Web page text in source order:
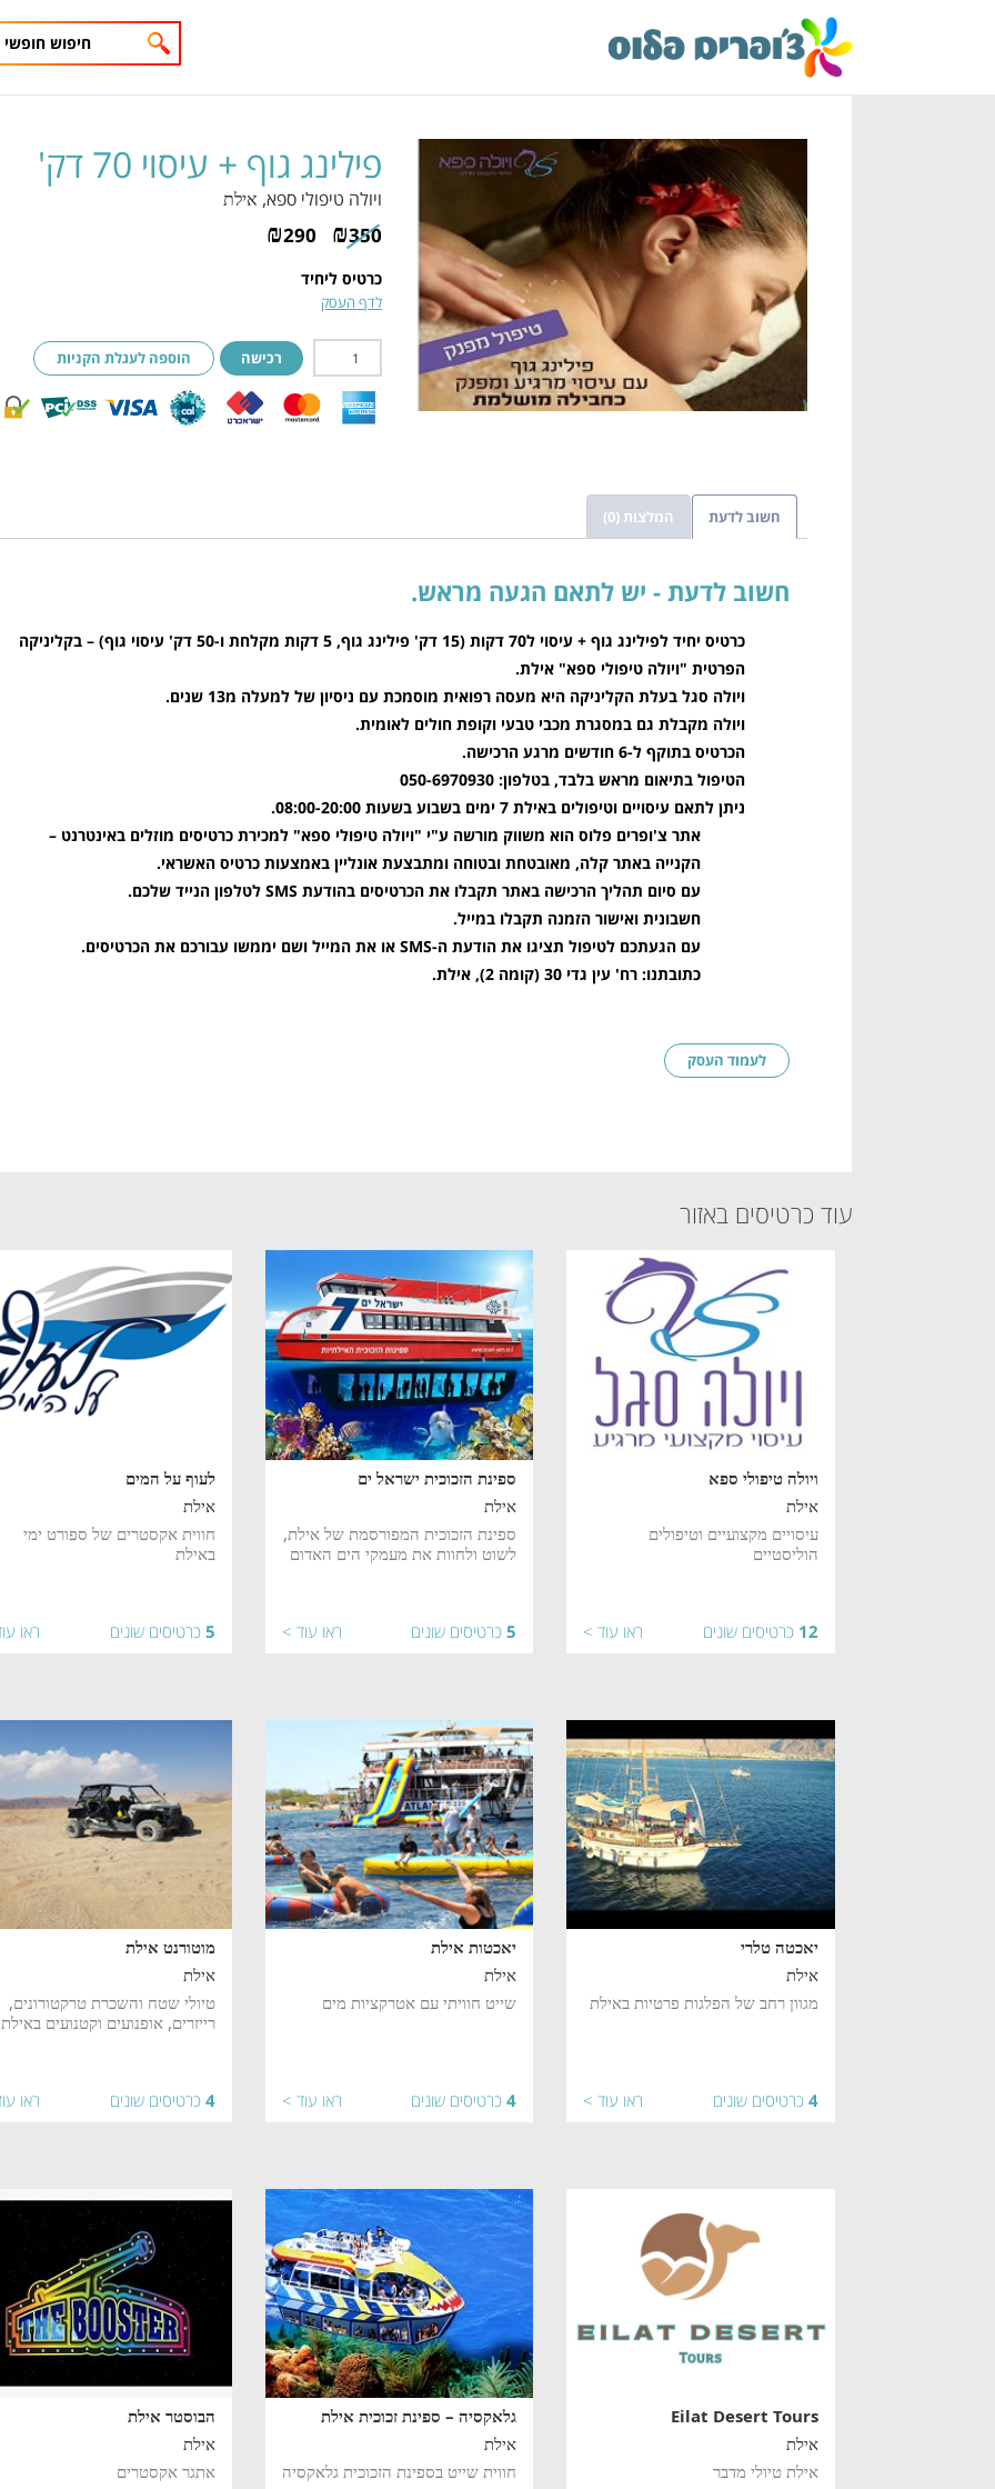
פילינג גוף + עיסוי 70 דק'
ויולה טיפולי ספא, אילת
₪350
₪290
כרטיס ליחיד
לדף העסק
רכישה הוספה לעגלת הקניות
חשוב לדעת המלצות (0)
חשוב לדעת
כרטיס יחיד לפילינג גוף + עיסוי ל70 דקות (15 דק' פילינג גוף, 5 דקות מקלחת ו-50 דק' עיסוי גוף) – בקליניקה
הפרטית "ויולה טיפולי ספא" אילת.
ויולה סגל בעלת הקליניקה היא מעסה רפואית מוסמכת עם ניסיון של למעלה מ13 שנים.
ויולה מקבלת גם במסגרת מכבי טבעי וקופת חולים לאומית.
הכרטיס בתוקף ל-6 חודשים מרגע הרכישה.
הטיפול בתיאום מראש בלבד, בטלפון: 050-6970930
ניתן לתאם עיסויים וטיפולים באילת 7 ימים בשבוע בשעות 08:00-20:00.
אתר צ'ופרים פלוס הוא משווק מורשה ע"י "ויולה טיפולי ספא" למכירת כרטיסים מוזלים באינטרנט –
הקנייה באתר קלה, מאובטחת ובטוחה ומתבצעת אונליין באמצעות כרטיס האשראי.
עם סיום תהליך הרכישה באתר תקבלו את הכרטיסים בהודעת SMS לטלפון הנייד שלכם.
חשבונית ואישור הזמנה תקבלו במייל.
עם הגעתכם לטיפול תציגו את הודעת ה-SMS או את המייל ושם יממשו עבורכם את הכרטיסים.
כתובתנו: רח' עין גדי 30 (קומה 2), אילת.
לעמוד העסק
עוד כרטיסים באזור
ויולה טיפולי ספא
אילת
עיסויים מקצועיים וטיפולים
הוליסטיים
12 כרטיסים שונים ראו עוד >
ספינת הזכוכית ישראל ים
אילת
ספינת הזכוכית המפורסמת של אילת,
לשוט ולחוות את מעמקי הים האדום
5 כרטיסים שונים ראו עוד >
לעוף על המים
אילת
חווית אקסטרים של ספורט ימי
באילת
5 כרטיסים שונים ראו
יאכטה טלרי
אילת
מגוון רחב של הפלגות פרטיות באילת
4 כרטיסים שונים ראו עוד >
יאכטות אילת
אילת
שייט חוויתי עם אטרקציות מים
4 כרטיסים שונים ראו עוד >
מוטורנט אילת
אילת
טיולי שטח והשכרת טרקטורונים,
רייזרים, אופנועים וקטנועים באילת
4 כרטיסים שונים ראו
Eilat Desert Tours
אילת
אילת טיולי מדבר
גלאקסיה – ספינת זכוכית אילת
אילת
חווית שייט בספינת הזכוכית גלאקסיה
הבוסטר אילת
אילת
אתגר אקסטרים